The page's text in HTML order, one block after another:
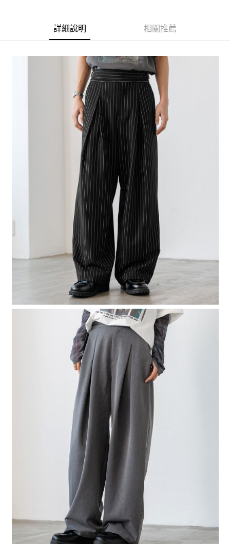
3.實際核准額度、可分期數及費用金額請依後續交易確認頁面所載為準。
4.訂單成立30分鐘內，如未前往確認交易或遇審核未通過，訂單將自動取
消。如遇「轉專審核」未通過狀況，表示未達大哥付你分期系統評分，恕無
1.分期款項不併入電信帳單，「大哥付你分期」於每月結算日後寄送繳費提
2.透過簡訊連結打開帳單後，可選擇「超商條碼／台灣大直營門市／銀行轉
帳／街口支付／iPASS MONEY」等通路繳費。
1.本服務係由「台灣大哥大股份有限公司」（以下簡稱本公司）所提供，讓
用戶於交易時，得透過本服務購買商品或服務，並由商店將買賣／分期付款
買賣價金債權讓與本公司後，依約使用本公司帳單繳交帳款。
2.基於同意付款使用「大哥付你分期」之契約關係目的，商店將以您的個人
資料（包含姓名、電話或地址）提供予台灣大哥大進項蒐集、處理及利用，
由本公司與您本人進行分期帳單所需資料之確認、核對及更正。
3.完整用戶服務條款，請詳閱以下連結：
https://oppay.tw/userRule
３．安心：先確認商品／服務後，再付款。
【「AFTEE先享後付」結帳流程】
１．於結帳方式選擇「AFTEE先享後付」後，將跳轉至「AFTEE先享後付」
結帳頁面，進行簡訊認證並確認金額後，即可完成結帳。
２．訂單成立數日內，您將收到繳費通知簡訊。
３．收到繳費通知簡訊後14天內，點擊此簡訊中的連結，可透過四大超商／
ATM／網路銀行／等多元方式進行付款，方視為交易完成。
※ 請注意：結帳手續完成當下不需立刻繳費，但若您需要取消訂單，請聯絡
購買商品的店家。未經商家同意取消之訂單仍視為有效，需透過AFTEE先享
※ 交易是否成功請以「AFTEE先享後付 」之結帳頁面顯示為準，若有關於
是否繳費成功／繳費後需取消欲退款等相關疑問，請聯繫「AFTEE先享後付
https://netprotections.freshdesk.com/support/home
１．透過由恩沛科技股份有限公司提供之「AFTEE先享後付」服務完成之交
易，需依本服務之必要範圍內提供個人資料，並將交易相關給付款項請求債
權轉讓予恩沛科技股份有限公司。
２．關於個人資料處理事宜，請瀏覽以下網址：
https://aftee.tw/terms/#terms3
３．未成年的使用者請事先徵得法定代理人或監護人之同意方可使用
「AFTEE先享後付」，若未經同意申辦者引起之損失，本公司不負相關責
任。
４．使用「AFTEE先享後付」時，將依據個別帳號之用戶狀況，依本公司即
時審查核予不同之上限額度；若仍有額度不足之情形，本公司將視審查結果
請求用戶進行身份認證。
５．嚴禁一人註冊多個帳號或使用他人資訊註冊。若發現惡意使用之情形，
恩沛科技股份有限公司將有權停止該用戶之使用額度並採取法律行動。
全家 取貨付款
每筆NT$80，滿NT$888(含以上)免運費
每筆NT$80，滿NT$888(含以上)免運費
每筆NT$80，滿NT$1,500(含以上)免運費
每筆NT$80，滿NT$1,500(含以上)免運費
每筆NT$80，滿NT$1,500(含以上)免運費
詳細說明 相關推薦